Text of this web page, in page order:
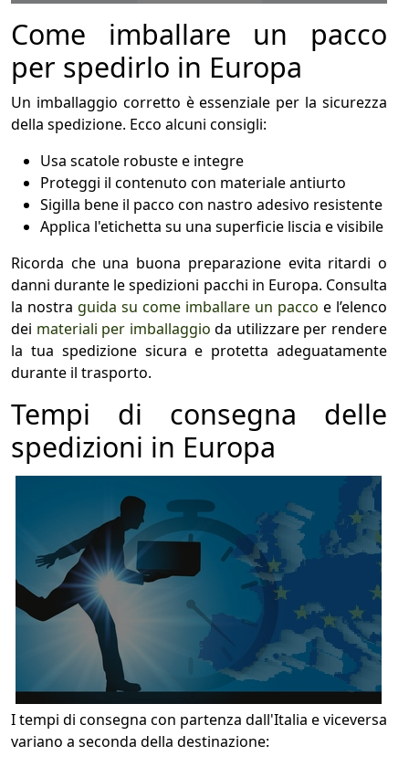
Come imballare un pacco
per spedirlo in Europa
Un imballaggio corretto è essenziale per la sicurezza
della spedizione. Ecco alcuni consigli:
Usa scatole robuste e integre
Proteggi il contenuto con materiale antiurto
Sigilla bene il pacco con nastro adesivo resistente
Applica l'etichetta su una superficie liscia e visibile
Ricorda che una buona preparazione evita ritardi o
danni durante le spedizioni pacchi in Europa. Consulta
la nostra guida su come imballare un pacco e l’elenco
dei materiali per imballaggio da utilizzare per rendere
la tua spedizione sicura e protetta adeguatamente
durante il trasporto.
Tempi di consegna delle
spedizioni in Europa
I tempi di consegna con partenza dall'Italia e viceversa
variano a seconda della destinazione: